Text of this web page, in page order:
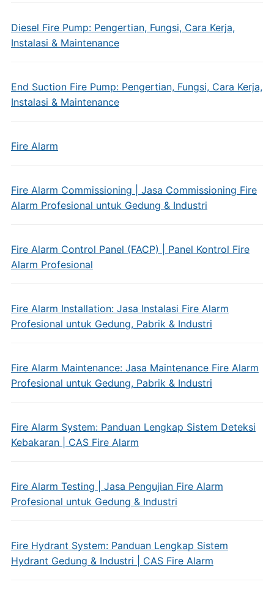
Diesel Fire Pump: Pengertian, Fungsi, Cara Kerja,
Instalasi & Maintenance
End Suction Fire Pump: Pengertian, Fungsi, Cara Kerja,
Instalasi & Maintenance
Fire Alarm
Fire Alarm Commissioning | Jasa Commissioning Fire
Alarm Profesional untuk Gedung & Industri
Fire Alarm Control Panel (FACP) | Panel Kontrol Fire
Alarm Profesional
Fire Alarm Installation: Jasa Instalasi Fire Alarm
Profesional untuk Gedung, Pabrik & Industri
Fire Alarm Maintenance: Jasa Maintenance Fire Alarm
Profesional untuk Gedung, Pabrik & Industri
Fire Alarm System: Panduan Lengkap Sistem Deteksi
Kebakaran | CAS Fire Alarm
Fire Alarm Testing | Jasa Pengujian Fire Alarm
Profesional untuk Gedung & Industri
Fire Hydrant System: Panduan Lengkap Sistem
Hydrant Gedung & Industri | CAS Fire Alarm